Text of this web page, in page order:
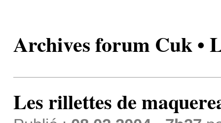
Archives forum Cuk •
Les rillettes de